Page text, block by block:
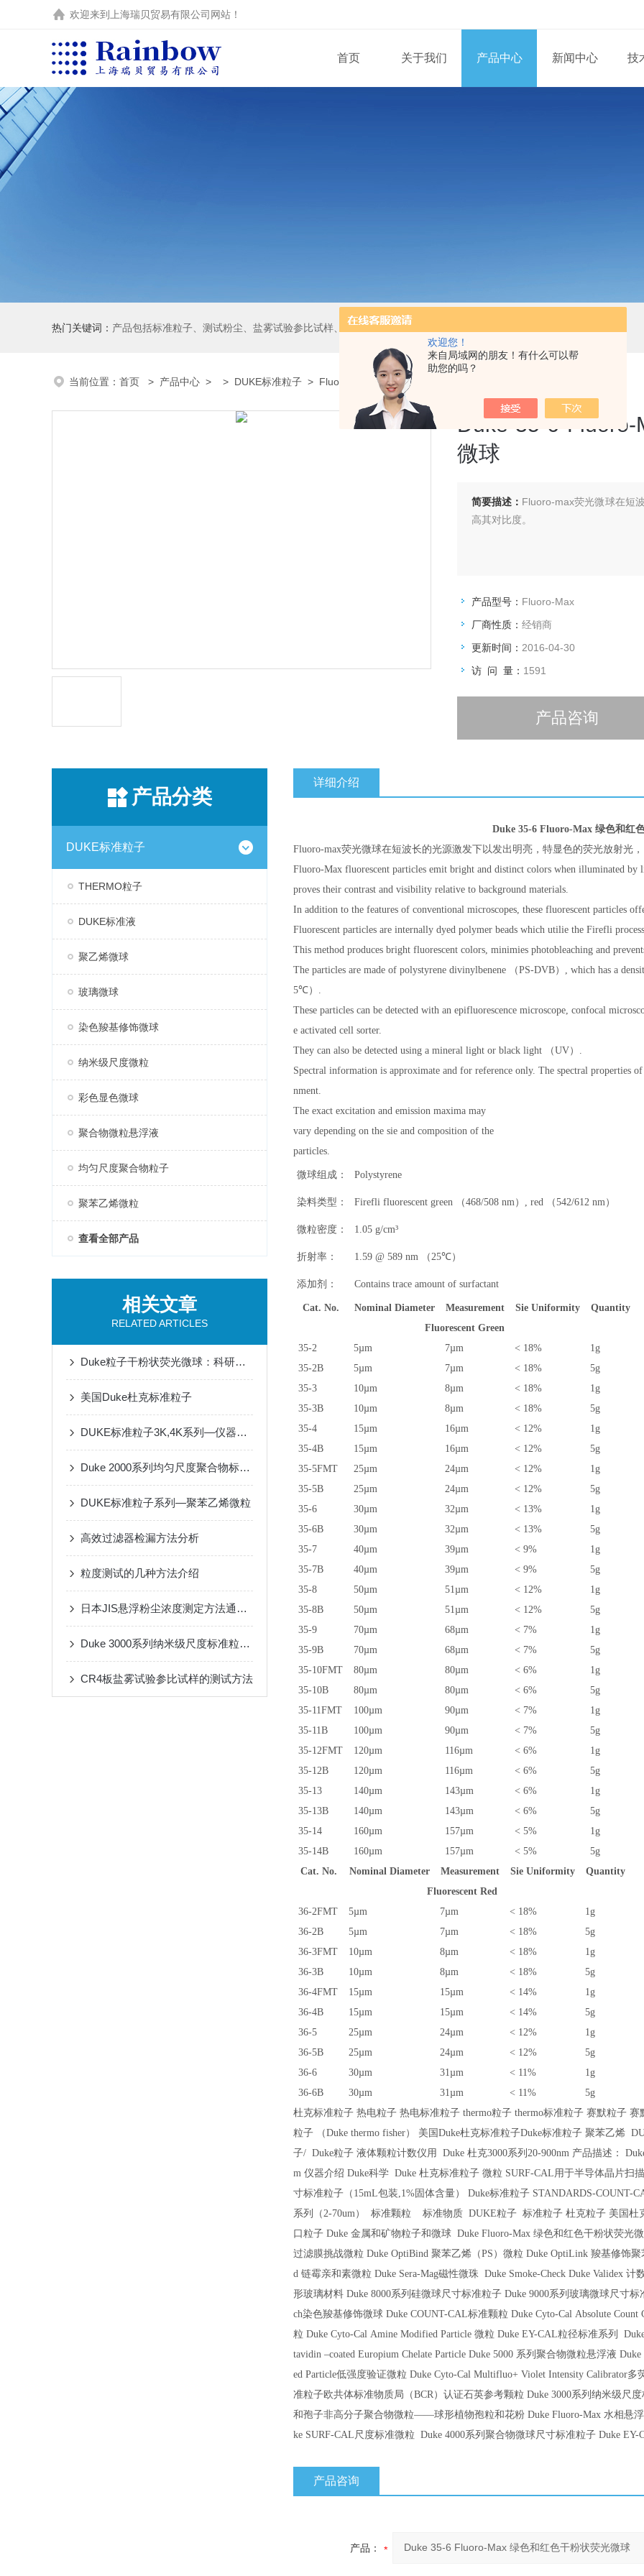
欢迎您！
来自局域网的朋友！有什么可以帮
助您的吗？
欢迎来到 上海瑞贝贸易有限公司 网站！
首页 关于我们 产品中心 新闻中心 技
热门关键词： 产品包括标准粒子、测试粉尘、盐雾试验参比试样、橘皮板、气溶胶、清洗液等
当前位置： 首页 > 产品中心 > > DUKE标准粒子 > Fluoro-MaxDuke 35-6 Fluoro-Max 绿色和红色干粉状荧光微球
Duke 35-6
微球
简要描述： Fluoro-max荧光微球在短
高其对比度。
产品型号： Fluoro-Max
厂商性质： 经销商
更新时间： 2016-04-30
访 问 量： 1591
产品咨询
产品分类
DUKE标准粒子
THERMO粒子
DUKE标准液
聚乙烯微球
玻璃微球
染色羧基修饰微球
纳米级尺度微粒
彩色显色微球
聚合物微粒悬浮液
均匀尺度聚合物粒子
聚苯乙烯微粒
查看全部产品
相关文章
RELATED ARTICLES
Duke粒子干粉状荧光微球：科研与应用的璀璨明珠
美国Duke杜克标准粒子
DUKE标准粒子3K,4K系列—仪器校准微粒
Duke 2000系列均匀尺度聚合物标准粒子
DUKE标准粒子系列—聚苯乙烯微粒
高效过滤器检漏方法分析
粒度测试的几种方法介绍
日本JIS悬浮粉尘浓度测定方法通则的详细介绍
Duke 3000系列纳米级尺度标准粒子介绍
CR4板盐雾试验参比试样的测试方法
详细介绍
Duke 35-6 Fluoro-Max 绿色和红
Fluoro-max荧光微球在短波长的光源激发下以发出明亮，特显色的荧光放射光
Fluoro-Max fluorescent particles emit bright and distinct colors when illuminated by
proves their contrast and visibility relative to background materials.
In addition to the features of conventional microscopes, these fluorescent particles
Fluorescent particles are internally dyed polymer beads which utilie the Firefli
This method produces bright fluorescent colors, minimies photobleaching and
The particles are made of polystyrene divinylbenene （PS-DVB）, which has a
5℃）.
These particles can be detected with an epifluorescence microscope, confocal
e activated cell sorter.
They can also be detected using a mineral light or black light （UV）.
Spectral information is approximate and for reference only. The spectral properties
nment.
The exact excitation and emission maxima may
vary depending on the sie and composition of the
particles.
微球组成： Polystyrene
染料类型： Firefli fluorescent green （468/508 nm）, red （542/612 nm）
微粒密度： 1.05 g/cm³
折射率： 1.59 @ 589 nm （25℃）
添加剂： Contains trace amount of surfactant
Cat. No. Nominal Diameter Measurement Sie Uniformity
Quantity
Fluorescent Green
35-2
5µm 7µm < 18%
1g
35-2B
5µm 7µm < 18%
5g
35-3
10µm 8µm < 18%
1g
35-3B
10µm 8µm < 18%
5g
35-4
15µm 16µm < 12%
1g
35-4B
15µm 16µm < 12%
5g
35-5FMT
25µm 24µm < 12%
1g
35-5B
25µm 24µm < 12%
5g
35-6
30µm 32µm < 13%
1g
35-6B
30µm 32µm < 13%
5g
35-7
40µm 39µm < 9%
1g
35-7B
40µm 39µm < 9%
5g
35-8
50µm 51µm < 12%
1g
35-8B
50µm 51µm < 12%
5g
35-9
70µm 68µm < 7%
1g
35-9B
70µm 68µm < 7%
5g
35-10FMT
80µm 80µm < 6%
1g
35-10B
80µm 80µm < 6%
5g
35-11FMT
100µm 90µm < 7%
1g
35-11B
100µm 90µm < 7%
5g
35-12FMT
120µm 116µm < 6%
1g
35-12B
120µm 116µm < 6%
5g
35-13
140µm 143µm < 6%
1g
35-13B
140µm 143µm < 6%
5g
35-14
160µm 157µm < 5%
1g
35-14B
160µm 157µm < 5%
5g
Cat. No.
Nominal Diameter Measurement Sie Uniformity
Quantity
Fluorescent Red
36-2FMT
5µm 7µm < 18%
1g
36-2B
5µm 7µm < 18%
5g
36-3FMT
10µm 8µm < 18%
1g
36-3B
10µm 8µm < 18%
5g
36-4FMT
15µm 15µm < 14%
1g
36-4B
15µm 15µm < 14%
5g
36-5
25µm 24µm < 12%
1g
36-5B
25µm 24µm < 12%
5g
36-6
30µm 31µm < 11%
1g
36-6B
30µm 31µm < 11%
5g
杜克标准粒子 热电粒子 热电标准粒子 thermo粒子 thermo标准粒子 赛默粒子 赛
粒子 （Duke thermo fisher） 美国 Duke杜克标准粒子Duke标准粒子 聚苯乙烯
子/ Duke粒子 液体颗粒计数仪用 Duke 杜克3000系列 20-900nm 产品描述：
m 仪器介绍 Duke科学 Duke 杜克标准粒子 微粒 SURF-CAL用于半导体晶片扫
寸标准粒子 （15mL包装,1%固体含量） Duke标准粒子 STANDARDS-COUNT-
系列
（2-70um） 标准颗粒 标准物质 DUKE粒子 标准粒子 杜克粒子 美国杜
口粒子 Duke 金属和矿物粒子和微球 Duke Fluoro-Max 绿色和红色干粉状荧光
过滤膜挑战微粒 Duke OptiBind 聚苯乙烯（PS ）微粒 Duke OptiLink 羧基修饰聚
d 链霉亲和素微粒 Duke Sera-Mag磁性微珠 Duke Smoke-Check Duke Validex 计
形玻璃材料 Duke 8000系列硅微球尺寸标准粒子 Duke 9000系列玻璃微球尺寸标
ch染色羧基修饰微球 Duke COUNT-CAL标准颗粒 Duke Cyto-Cal Absolute Count
粒 Duke Cyto-Cal Amine Modified Particle 微粒 Duke EY-CAL粒径标准系列
tavidin –coated Europium Chelate Particle Duke 5000 系列聚合物微粒悬浮液 Duke
ed Particle低强度验证微粒 Duke Cyto-Cal Multifluo+ Violet Intensity Calibrator多
准粒子欧共体标准物质局（BCR）认证石英参考颗粒 Duke 3000系列纳米级尺
和孢子非高分子聚合物微粒——球形植物孢粒和花粉 Duke Fluoro-Max 水相悬
ke SURF-CAL 尺度标准微粒 Duke 4000系列聚合物微球尺寸标准粒子 Duke EY-
产品咨询
产品：